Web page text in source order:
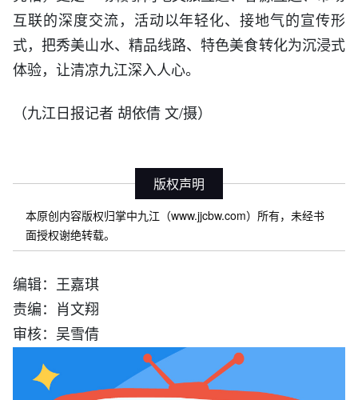
互联的深度交流，活动以年轻化、接地气的宣传形
式，把秀美山水、精品线路、特色美食转化为沉浸式
体验，让清凉九江深入人心。
（九江日报记者 胡依倩 文/摄）
版权声明
本原创内容版权归掌中九江（www.jjcbw.com）所有，未经书
面授权谢绝转载。
编辑：王嘉琪
责编：肖文翔
审核：吴雪倩